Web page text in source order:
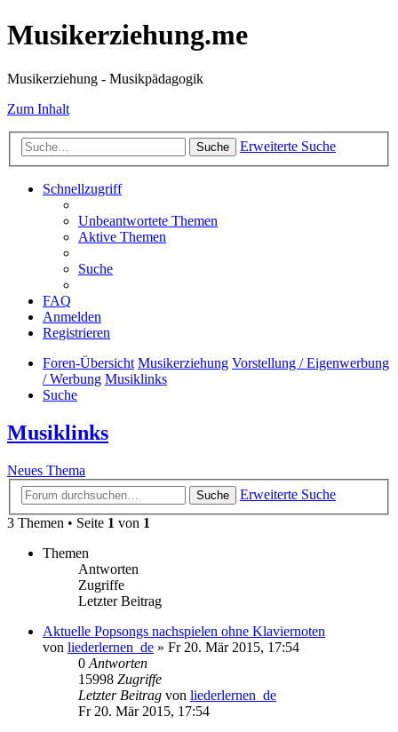
Musikerziehung.me
Musikerziehung - Musikpädagogik
Zum Inhalt
Suche Erweiterte Suche
Schnellzugriff
Unbeantwortete Themen
Aktive Themen
Suche
FAQ
Anmelden
Registrieren
Foren-Übersicht Musikerziehung Vorstellung / Eigenwerbung
/ Werbung Musiklinks
Suche
Musiklinks
Neues Thema
Suche
Erweiterte Suche
3 Themen • Seite 1 von 1
Themen
Antworten
Zugriffe
Letzter Beitrag
Aktuelle Popsongs nachspielen ohne Klaviernoten
von liederlernen_de » Fr 20. Mär 2015, 17:54
0 Antworten
15998 Zugriffe
Letzter Beitrag von liederlernen_de
Fr 20. Mär 2015, 17:54